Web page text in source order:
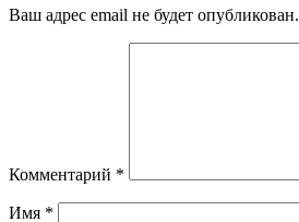
Ваш адрес email не будет опубликован.
Комментарий *
Имя *